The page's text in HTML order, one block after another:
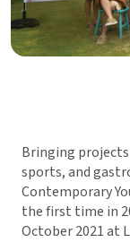
Bringing
sports, and
Contemporary
the first time in
October 2021 at